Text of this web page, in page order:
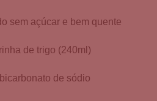
sem açúcar e bem quente
de trigo (240ml)
de sódio